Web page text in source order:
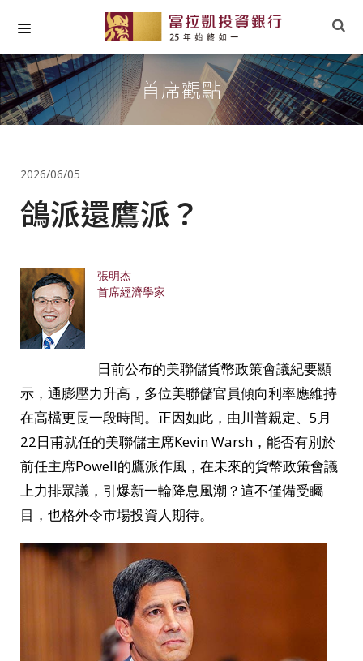
關於我們
最新專欄
社會責任
首席觀點
2026/06/05
鴿派還鷹派？
張明杰
首席經濟學家
日前公布的美聯儲貨幣政策會議紀要顯
示，通膨壓力升高，多位美聯儲官員傾向利率應維持
在高檔更長一段時間。正因如此，由川普親定、5月
22日甫就任的美聯儲主席Kevin Warsh，能否有別於
前任主席Powell的鷹派作風，在未來的貨幣政策會議
上力排眾議，引爆新一輪降息風潮？這不僅備受矚
目，也格外令市場投資人期待。